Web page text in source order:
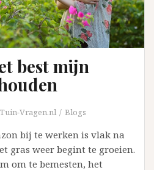
best mijn
Vragen.nl Blogs
bij te werken is vlak na
gras weer begint te groeien.
om te bemesten, het